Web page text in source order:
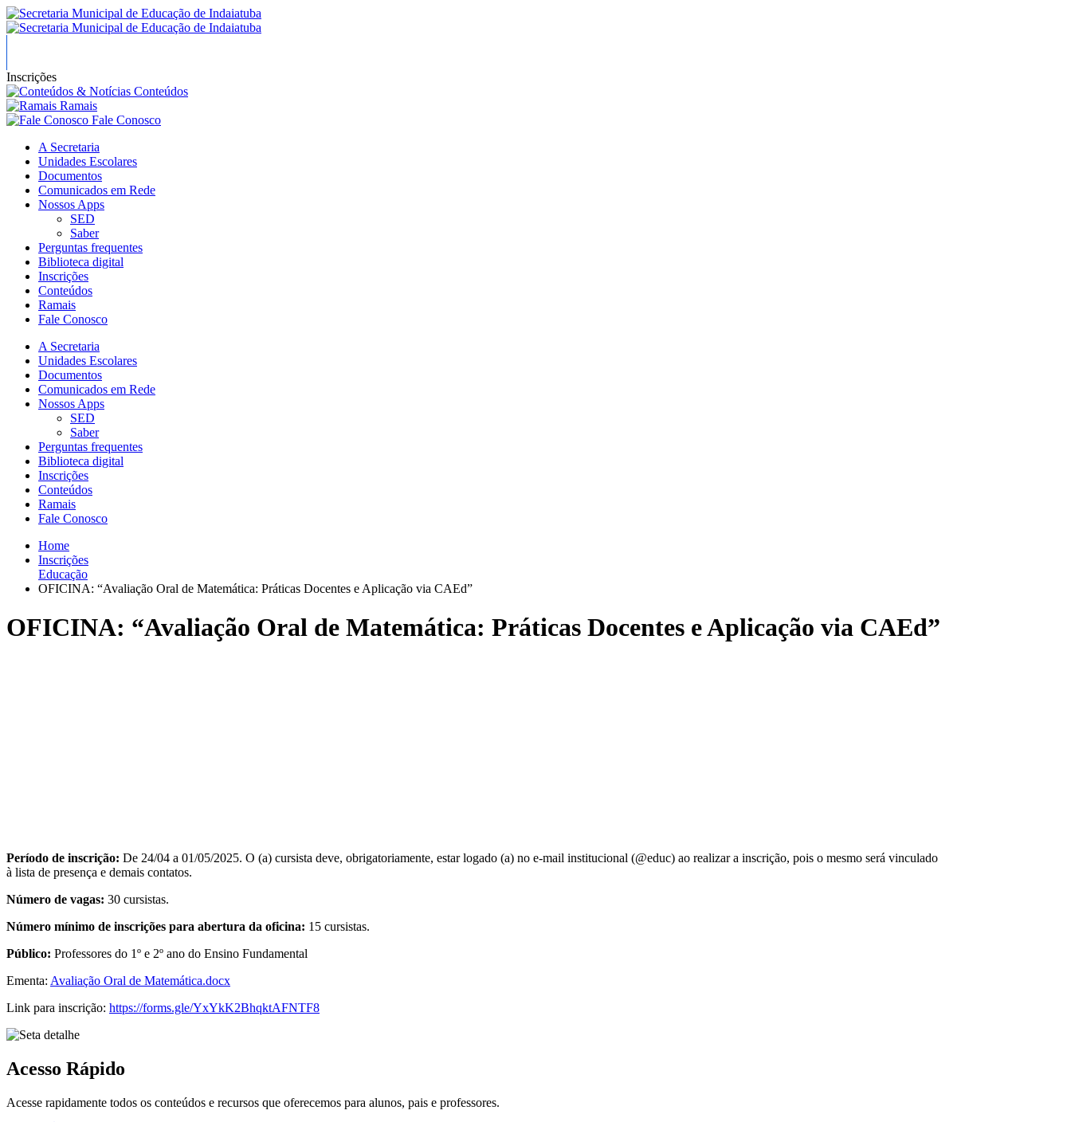
Inscrições
Conteúdos
Ramais
Fale Conosco
A Secretaria
Unidades Escolares
Documentos
Comunicados em Rede
Nossos Apps
SED
Saber
Perguntas frequentes
Biblioteca digital
Inscrições
Conteúdos
Ramais
Fale Conosco
A Secretaria
Unidades Escolares
Documentos
Comunicados em Rede
Nossos Apps
SED
Saber
Perguntas frequentes
Biblioteca digital
Inscrições
Conteúdos
Ramais
Fale Conosco
Home
Inscrições
Educação
OFICINA: “Avaliação Oral de Matemática: Práticas Docentes e Aplicação via CAEd”
OFICINA: “Avaliação Oral de Matemática: Práticas Docentes e Aplicação via CAEd”
Período de inscrição: De 24/04 a 01/05/2025. O (a) cursista deve, obrigatoriamente, estar logado (a) no e-mail institucional (@educ) ao realizar a inscrição, pois o mesmo será vinculado
à lista de presença e demais contatos.
Número de vagas: 30 cursistas.
Número mínimo de inscrições para abertura da oficina: 15 cursistas.
Público: Professores do 1º e 2º ano do Ensino Fundamental
Ementa: Avaliação Oral de Matemática.docx
Link para inscrição: https://forms.gle/YxYkK2BhqktAFNTF8
Acesso Rápido
Acesse rapidamente todos os conteúdos e recursos que oferecemos para alunos, pais e professores.